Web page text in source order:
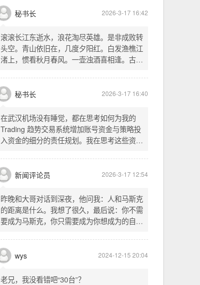
秘书长 2026-3-17 16:42
滚滚长江东逝水，浪花淘尽英雄。是非成败转
头空。青山依旧在，几度夕阳红。白发渔樵江
渚上，惯看秋月春风。一壶浊酒喜相逢。古今
的开篇词，气势磅礴，感慨历史兴衰、人生短
暂。晚饭时在墙上看到这句诗，让人感慨万
千。历史长河滚滚向前，多少英雄豪杰都随江
水而去。人生短暂，更应珍惜当下，做好每一
件事。
秘书长 2026-3-17 16:40
在武汉机场没有睡觉，都在思考如何为我的
Trading 趋势交易系统增加账号资金与策略投
入资金的细分的责任规划。我在思考这些资金
投入资金是每个策略单独分配的资金。昨天回
到家之后，我也在为博客增加这些功能，把交
易系统理念落实到代码层面。东西用久了需要
维护，人也是一样，累了就要好好休息。
新闻评论员 2026-3-17 12:54
昨晚和大哥对话到深夜，他问我：人和马斯克
的距离是什么。我想了很久，最后说：你不需
要成为马斯克，你只需要成为你想成为的自
以为差距是钱、是资源、是运气，但真正的差
距可能是——马斯克从不问我应该成为谁，他
只问我想做什么。而我们，花了太多时间活成
别人眼中的应该。这句话不是安慰，是提醒：
wys 2024-12-15 20:04
老兄，我没看错吧“30台”？